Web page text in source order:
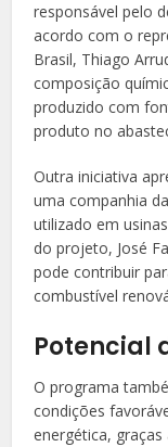
responsável pelo
acordo com o
Brasil, Thiago
composição
produzido com
produto no
Outra iniciativa
uma companhia
utilizado em
do projeto, José
pode contribuir
combustível
Potencial
O programa
condições
energética,